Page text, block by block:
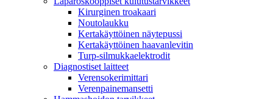
Kirurginen troakaari
Noutolaukku
Kertakäyttöinen näytepussi
Kertakäyttöinen haavanlevitin
Turp-silmukkaelektrodit
Diagnostiset laitteet
Verensokerimittari
Verenpainemansetti